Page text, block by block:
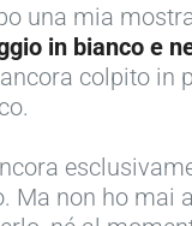
una mia
in bianco e
colpito in
Ma non ho mai